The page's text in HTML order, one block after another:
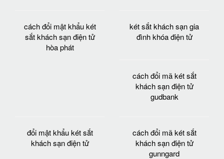
cách đổi mật khẩu két
sắt khách sạn điện tử
hòa phát
két sắt khách sạn gia
đình khóa điện tử
cách đổi mã két sắt
khách sạn điện tử
gudbank
đổi mật khẩu két sắt
khách sạn điện tử
cách đổi mã két sắt
khách sạn điện tử
gunngard